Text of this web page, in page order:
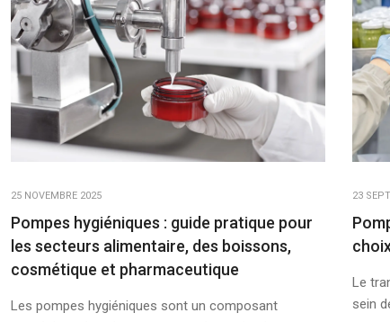
25 NOVEMBRE 2025
Pompes hygiéniques : guide pratique pour
les secteurs alimentaire, des boissons,
cosmétique et pharmaceutique
Les pompes hygiéniques sont un composant
23
Le
sein